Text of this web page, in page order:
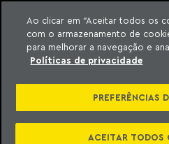
o conteúdo
Machado Meyer
DA CBIC
Ao clicar em “Aceitar todos os
com o armazenamento de
para melhorar a navegação e
Políticas de privacidade
PREFERÊNCIAS
ACEITAR TODOS